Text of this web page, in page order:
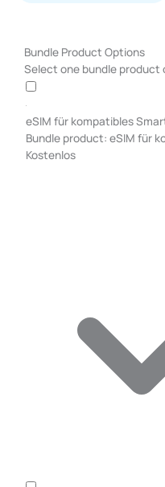
Bundle Product Options
Select one bundle product
eSIM für kompatibles
Bundle product: eSIM für
Kostenlos
USA,
Kanada,
Unbegrenzte
Daten